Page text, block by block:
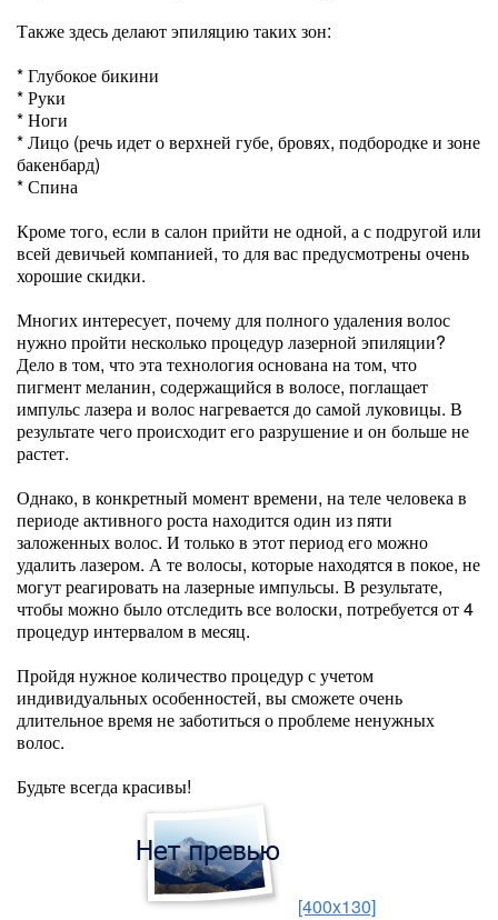
Также здесь делают эпиляцию таких зон:
* Глубокое бикини
* Руки
* Ноги
* Лицо (речь идет о верхней губе, бровях, подбородке и зоне
бакенбард)
* Спина
Кроме того, если в салон прийти не одной, а с подругой или
всей девичьей компанией, то для вас предусмотрены очень
хорошие скидки.
Многих интересует, почему для полного удаления волос
нужно пройти несколько процедур лазерной эпиляции?
Дело в том, что эта технология основана на том, что
пигмент меланин, содержащийся в волосе, поглащает
импульс лазера и волос нагревается до самой луковицы. В
результате чего происходит его разрушение и он больше не
растет.
Однако, в конкретный момент времени, на теле человека в
периоде активного роста находится один из пяти
заложенных волос. И только в этот период его можно
удалить лазером. А те волосы, которые находятся в покое, не
могут реагировать на лазерные импульсы. В результате,
чтобы можно было отследить все волоски, потребуется от 4
процедур интервалом в месяц.
Пройдя нужное количество процедур с учетом
индивидуальных особенностей, вы сможете очень
длительное время не заботиться о проблеме ненужных
волос.
Будьте всегда красивы!
[400x130]